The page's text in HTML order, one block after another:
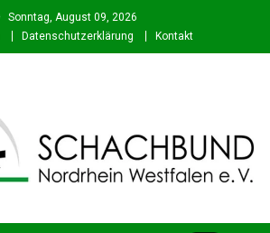
Sonntag, August 09, 2026
Datenschutzerklärung Kontakt